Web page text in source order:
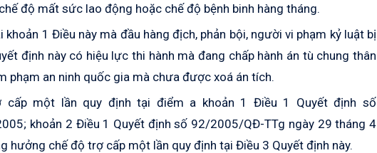
độ mất sức lao động hoặc chế độ bệnh binh hàng tháng.
1 Điều này mà đầu hàng địch, phản bội, người vi phạm kỷ luật bị
định này có hiệu lực thi hành mà đang chấp hành án tù chung thân
phạm an ninh quốc gia mà chưa được xoá án tích.
một lần quy định tại điểm a khoản 1 Điều 1 Quyết định số
; khoản 2 Điều 1 Quyết định số 92/2005/QĐ-TTg ngày 29 tháng 4
hưởng chế độ trợ cấp một lần quy định tại Điều 3 Quyết định này.